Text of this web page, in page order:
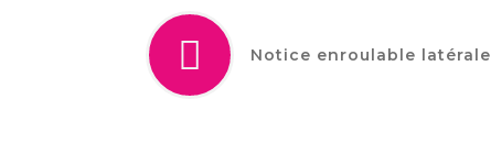
Notice enroulable latérale